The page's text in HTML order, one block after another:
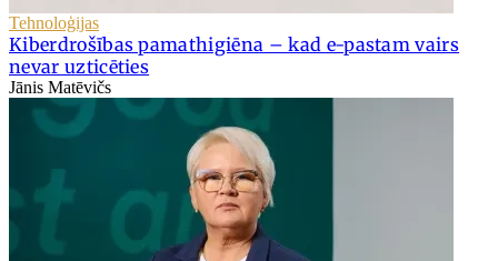
Tehnoloģijas
Kiberdrošības pamathigiēna – kad e-pastam vairs
nevar uzticēties
Jānis Matēvičs